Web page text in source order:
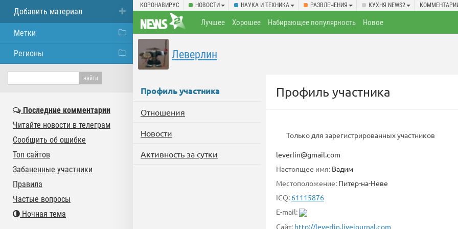
КОРОНАВИРУС НОВОСТИ НАУКА И ТЕХНИКА РАЗВЛЕЧЕНИЯ КУХНЯ NEWS2
Лучшее Хорошее Набирающее популярность Новое
Леверлин
Профиль участника
Отношения
Новости
Активность за сутки
Профиль участника
Только для зарегистрированных участников
leverlin@gmail.com
Настоящее имя: Вадим
Местоположение: Питер-на-Неве
ICQ: 61115876
E-mail:
Сайт: http://leverlin.livejournal.com
Добавить материал
Метки
Регионы
Последние комментарии
Читайте новости в телеграм
Сообщить об ошибке
Топ сайтов
Забаненные участники
Правила
Частые вопросы
Ночная тема